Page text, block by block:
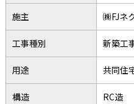
施主 ㈱FJネ
工事種別 新築工
用途 共同住
構造 RC造